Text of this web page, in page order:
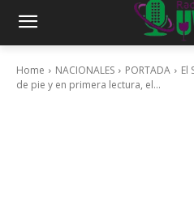
Home NACIONALES PORTADA
El
de pie y en primera lectura, el...